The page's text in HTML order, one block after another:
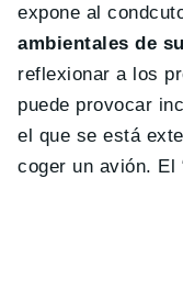
expone al
ambientales de
reflexionar a los
puede provocar
el que se está
coger un avión. El